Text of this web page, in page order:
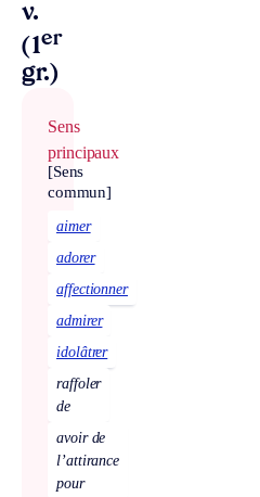
v.
(1er
gr.)
Sens
principaux
[Sens
commun]
aimer
adorer
affectionner
admirer
idolâtrer
raffoler
de
avoir de
l’attirance
pour